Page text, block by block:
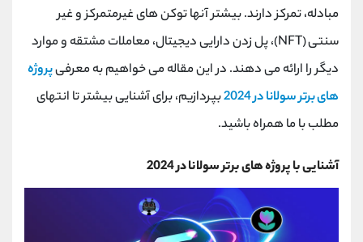
مبادله، تمرکز دارند. بیشتر آنها توکن های غیرمتمرکز و غیر
سنتی(NFT)، پل زدن دارایی دیجیتال، معاملات مشتقه و موارد
دیگر را ارائه می دهند. در این مقاله می خواهیم به معرفیپروژه
های برتر سولانا در 2024
بپردازیم، برای آشنایی بیشتر تا انتهای
مطلب با ما همراه باشید.
آشنایی با پروژه های برتر سولانا در 2024